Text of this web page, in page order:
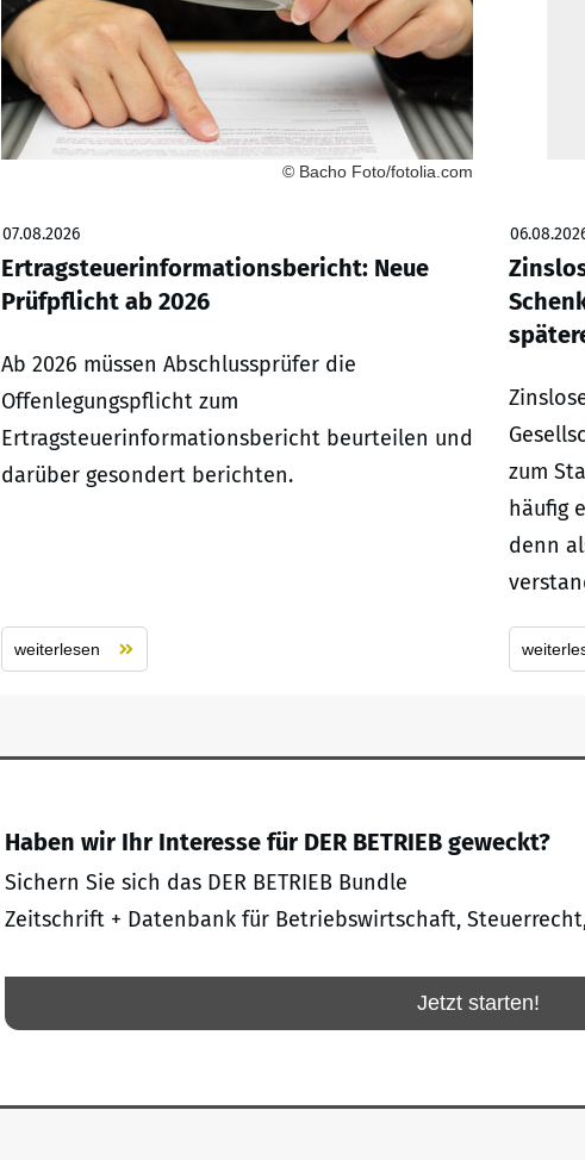
© Bacho Foto/fotolia.com
07.08.2026
Ertragsteuerinformationsbericht: Neue
Prüfpflicht ab 2026
Ab 2026 müssen Abschlussprüfer die
Offenlegungspflicht zum
Ertragsteuerinformationsbericht beurteilen und
darüber gesondert berichten.
weiterlesen
zum
häufig
denn
Haben wir Ihr Interesse für DER BETRIEB geweckt?
Sichern Sie sich das DER BETRIEB Bundle
Zeitschrift + Datenbank für Betriebswirtschaft,
Jetzt starten!